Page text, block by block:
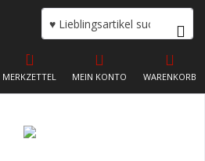
WARENKORB
MERKZETTEL MEIN KONTO